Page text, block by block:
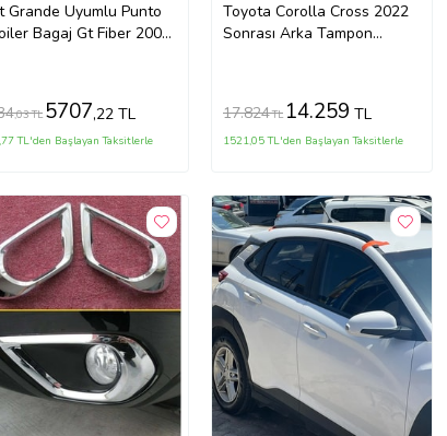
Grande Uyumlu Punto
Bagaj Gt Fiber 2005-
,03 TL 5707,22 TL
TL'den Başlayan Taksitlerle
Toyota Corolla Cross 2022
Sonrası Arka Tampon
17.824TL 14.259 TL
1521,05 TL'den Başlayan Taksitlerle